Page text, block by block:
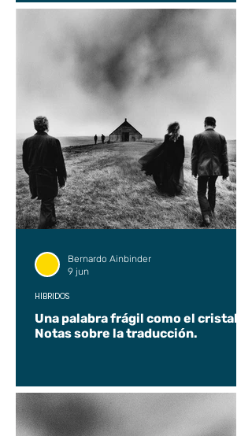
Una palabra frágil como el cristal.
Notas sobre la traducción.
HÍBRIDOS
Bernardo Ainbinder
9 jun